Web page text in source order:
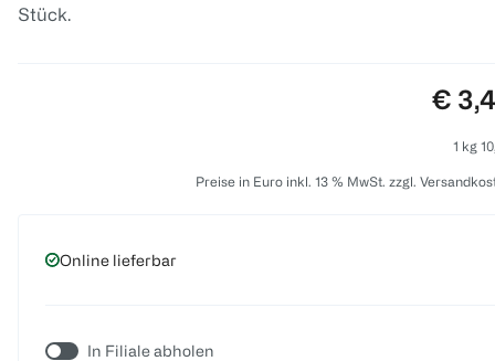
Stück.
€
1 kg
Preise in Euro inkl. 13 % MwSt. zzgl.
Online lieferbar
In Filiale abholen